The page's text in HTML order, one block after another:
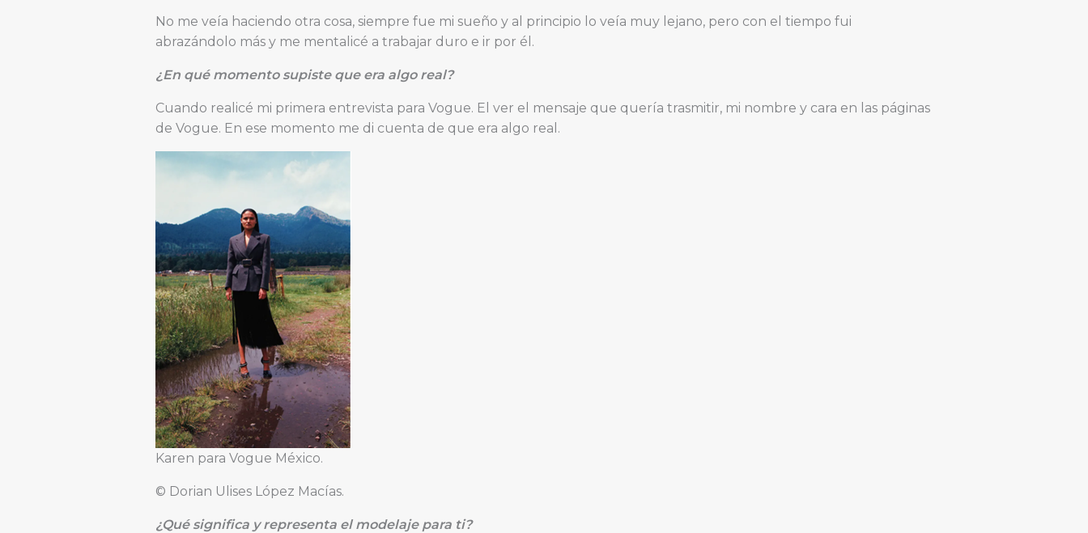
No me veía haciendo otra cosa, siempre fue mi sueño y al principio lo veía muy lejano, pero con el tiempo fui
abrazándolo más y me mentalicé a trabajar duro e ir por él.
¿En qué momento supiste que era algo real?
Cuando realicé mi primera entrevista para Vogue. El ver el mensaje que quería trasmitir, mi nombre y cara en las páginas
de Vogue. En ese momento me di cuenta de que era algo real.
Karen para Vogue México.
© Dorian Ulises López Macías.
¿Qué significa y representa el modelaje para ti?